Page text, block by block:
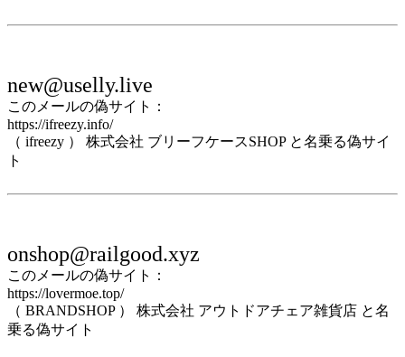
new@uselly.live
このメールの偽サイト：
https://ifreezy.info/
（ ifreezy ） 株式会社 ブリーフケースSHOP と名乗る偽サイ
ト
onshop@railgood.xyz
このメールの偽サイト：
https://lovermoe.top/
（ BRANDSHOP ） 株式会社 アウトドアチェア雑貨店 と名
乗る偽サイト